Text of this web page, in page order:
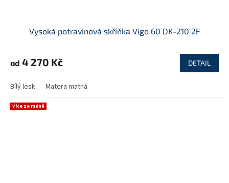
Vysoká potravinová skříňka Vigo 60 DK-210 2F
od 4 270 Kč DETAIL
Bílý lesk Matera matná
Více za méně